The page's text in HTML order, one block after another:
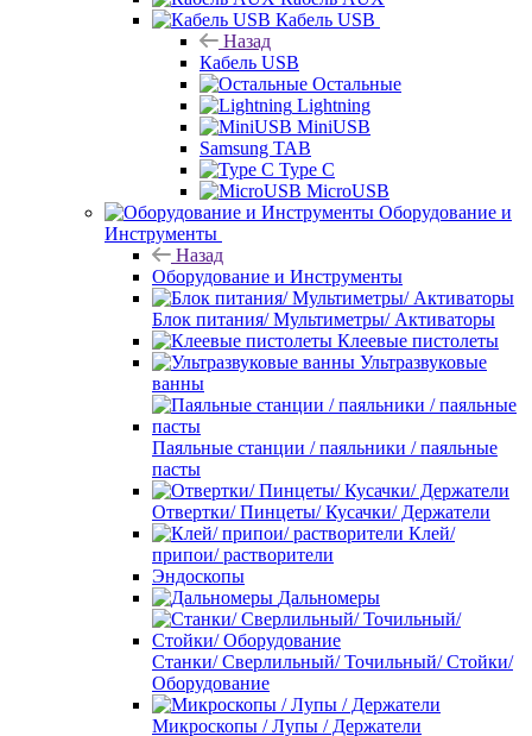
Кабель USB
Назад
Кабель USB
Остальные
Lightning
MiniUSB
Samsung TAB
Type C
MicroUSB
Оборудование и
Инструменты
Назад
Оборудование и Инструменты
Блок питания/ Мультиметры/ Активаторы
Клеевые пистолеты
Ультразвуковые
ванны
Паяльные станции / паяльники / паяльные
пасты
Отвертки/ Пинцеты/ Кусачки/ Держатели
Клей/
припои/ растворители
Эндоскопы
Дальномеры
Станки/ Сверлильный/ Точильный/ Стойки/
Оборудование
Микроскопы / Лупы / Держатели